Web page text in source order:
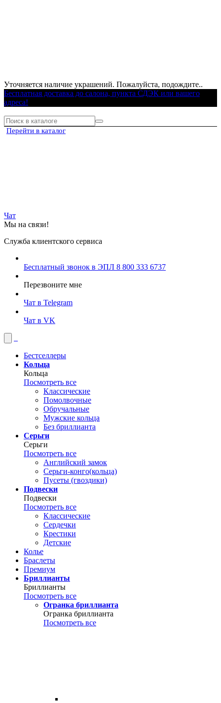
Уточняется наличие украшений. Пожалуйста, подождите..
Бесплатная доставка до салона, пункта СДЭК или вашего
адреса!
Перейти в каталог
Чат
Мы на связи!
Служба клиентского сервиса
Бесплатный звонок в ЭПЛ 8 800 333 6737
Перезвоните мне
Чат в Telegram
Чат в VK
Бестселлеры
Кольца
Кольца
Посмотреть все
Классические
Помолвочные
Обручальные
Мужские кольца
Без бриллианта
Серьги
Серьги
Посмотреть все
Английский замок
Серьги-конго(кольца)
Пусеты (гвоздики)
Подвески
Подвески
Посмотреть все
Классические
Сердечки
Крестики
Детские
Колье
Браслеты
Премиум
Бриллианты
Бриллианты
Посмотреть все
Огранка бриллианта
Огранка бриллианта
Посмотреть все